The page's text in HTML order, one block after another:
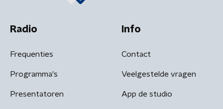
Radio
Frequenties
Programma's
Presentatoren
Info
Contact
Veelgestelde vragen
App de studio